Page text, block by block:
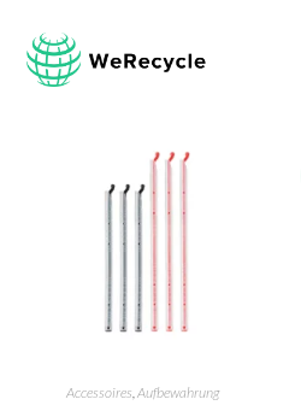
Accessoires,Aufbewahrung